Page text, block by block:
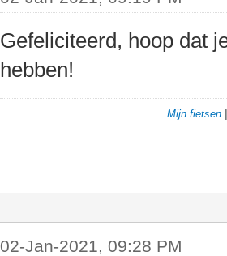
Gefeliciteerd, hoop dat
hebben!
Mijn fietsen
02-Jan-2021, 09:28 PM